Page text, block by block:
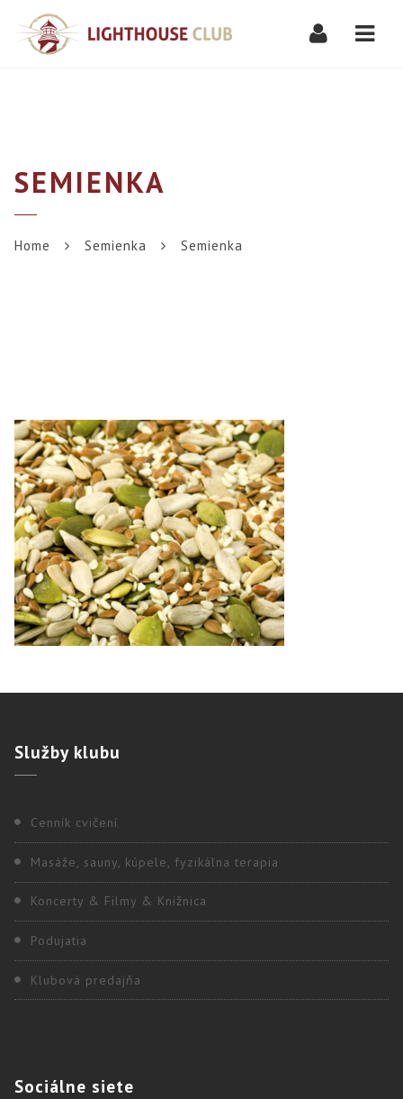
SEMIENKA
Home Semienka Semienka
Službyklubu
Cenník cvičení
Masáže, sauny, kúpele, fyzikálna terapia
Koncerty & Filmy & Knižnica
Podujatia
Klubová predajňa
Sociálne siete